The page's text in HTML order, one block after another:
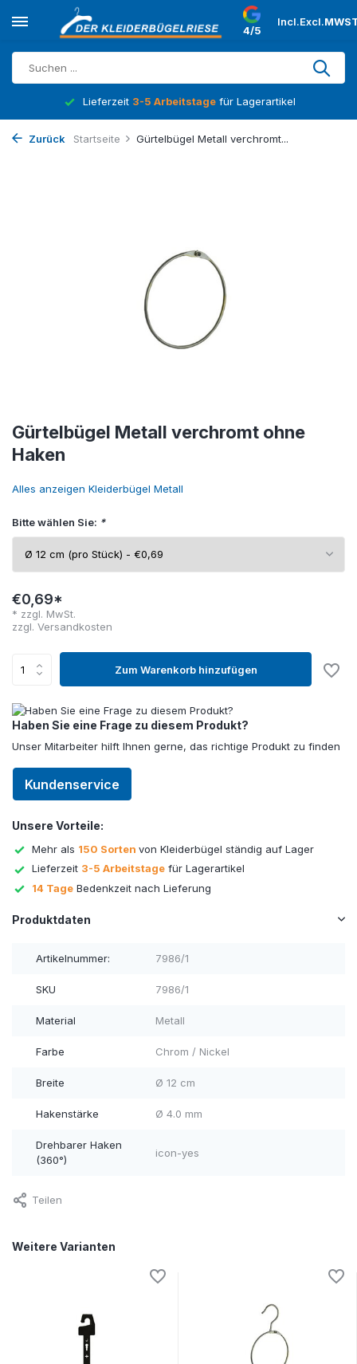
4/5
Incl.Excl.
Lieferzeit 3-5 Arbeitstage für Lagerartikel
Zurück Startseite Gürtelbügel Metall verchromt...
Gürtelbügel Metall verchromt ohne
Haken
Alles anzeigen Kleiderbügel Metall
Bitte wählen Sie: *
€0,69*
* zzgl. MwSt.
zzgl. Versandkosten
Zum Warenkorb hinzufügen
Haben Sie eine Frage zu diesem Produkt?
Unser Mitarbeiter hilft Ihnen gerne, das richtige Produkt zu finden
Kundenservice
Unsere Vorteile:
Mehr als 150 Sorten von Kleiderbügel ständig auf Lager
Lieferzeit 3-5 Arbeitstage für Lagerartikel
14 Tage Bedenkzeit nach Lieferung
Produktdaten
Artikelnummer: 7986/1
SKU 7986/1
Material Metall
Farbe Chrom / Nickel
Breite Ø 12 cm
Hakenstärke Ø 4.0 mm
Drehbarer Haken
(360°)
icon-yes
Teilen
Weitere Varianten